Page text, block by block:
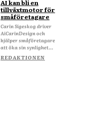
AI kan bli en
tillväxtmotor för
småföretagare
Carin Sigeskog driver
AiCarinDesign och
hjälper småföretagare
att öka sin synlighet...
REDAKTIONEN